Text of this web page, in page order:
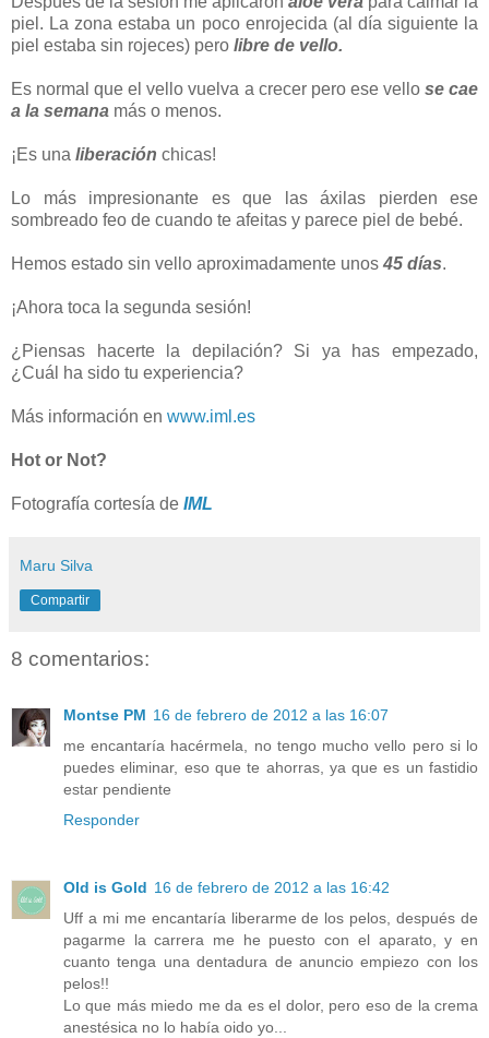
piel. La zona estaba un poco enrojecida (al día siguiente la
piel estaba sin rojeces) pero libre de vello.
Es normal que el vello vuelva a crecer pero ese vello se cae
a la semana más o menos.
¡Es una liberación chicas!
Lo más impresionante es que las áxilas pierden ese
sombreado feo de cuando te afeitas y parece piel de bebé.
Hemos estado sin vello aproximadamente unos 45 días.
¡Ahora toca la segunda sesión!
¿Piensas hacerte la depilación? Si ya has empezado,
¿Cuál ha sido tu experiencia?
Más información en www.iml.es
Hot or Not?
Fotografía cortesía de IML
Maru Silva
Compartir
8 comentarios:
Montse PM 16 de febrero de 2012 a las 16:07
me encantaría hacérmela, no tengo mucho vello pero si lo
puedes eliminar, eso que te ahorras, ya que es un fastidio
estar pendiente
Responder
Old is Gold 16 de febrero de 2012 a las 16:42
Uff a mi me encantaría liberarme de los pelos, después de
pagarme la carrera me he puesto con el aparato, y en
cuanto tenga una dentadura de anuncio empiezo con los
pelos!!
Lo que más miedo me da es el dolor, pero eso de la crema
anestésica no lo había oido yo...